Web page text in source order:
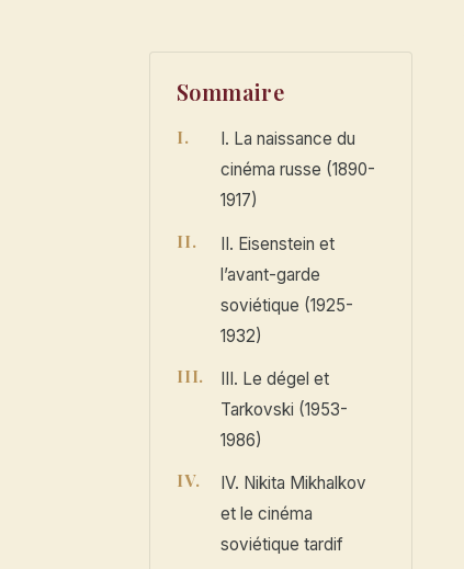
Sommaire
I. La naissance du
cinéma russe (1890-
1917)
II. Eisenstein et
l’avant-garde
soviétique (1925-
1932)
III. Le dégel et
Tarkovski (1953-
1986)
IV. Nikita Mikhalkov
et le cinéma
soviétique tardif